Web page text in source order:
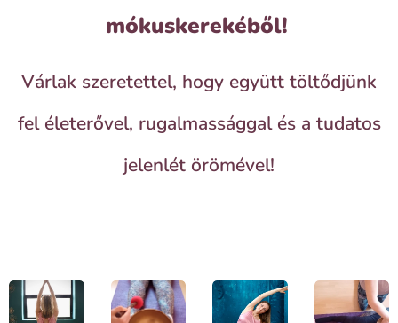
mókuskerekéből!
Várlak szeretettel, hogy együtt töltődjünk
fel életerővel, rugalmassággal és a tudatos
jelenlét örömével!